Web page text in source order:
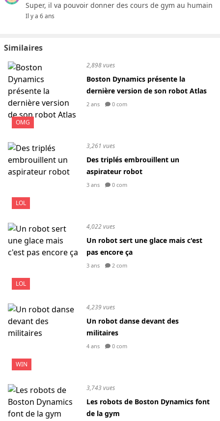
Super, il va pouvoir donner des cours de gym au humain
Il y a 6 ans
Similaires
OMG
2,898 vues
Boston Dynamics présente la
dernière version de son robot Atlas
2 ans 0 com
LOL
3,261 vues
Des triplés embrouillent un
aspirateur robot
3 ans 0 com
LOL
4,022 vues
Un robot sert une glace mais c'est
pas encore ça
3 ans 2 com
WIN
4,239 vues
Un robot danse devant des
militaires
4 ans 0 com
3,743 vues
Les robots de Boston Dynamics font
de la gym